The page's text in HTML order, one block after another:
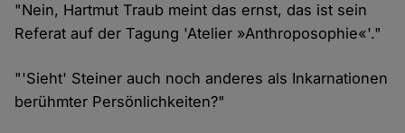
"Nein, Hartmut Traub meint das ernst, das ist sein
Referat auf der Tagung 'Atelier »Anthroposophie«'."
"'Sieht' Steiner auch noch anderes als Inkarnationen
berühmter Persönlichkeiten?"